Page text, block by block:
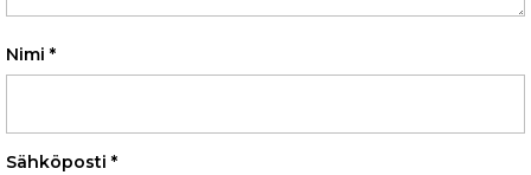
Nimi *
Sähköposti *